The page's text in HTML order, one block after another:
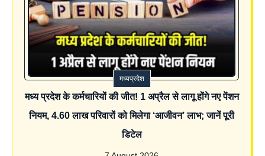
मध्यप्रदेश
मध्य प्रदेश के कर्मचारियों की जीत! 1 अप्रैल से लागू होंगे नए पेंशन
नियम, 4.60 लाख परिवारों को मिलेगा ‘आजीवन’ लाभ; जानें पूरी
डिटेल